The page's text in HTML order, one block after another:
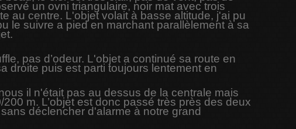
un ovni triangulaire, noir mat avec trois
au centre. L'objet volait à basse altitude, j'ai pu
le suivre a pied en marchant parallèlement à sa
pas d’odeur. L'objet a continué sa route en
droite puis est parti toujours lentement en
il n'était pas au dessus de la centrale mais
m. L’objet est donc passé très près des deux
déclencher d'alarme à notre grand